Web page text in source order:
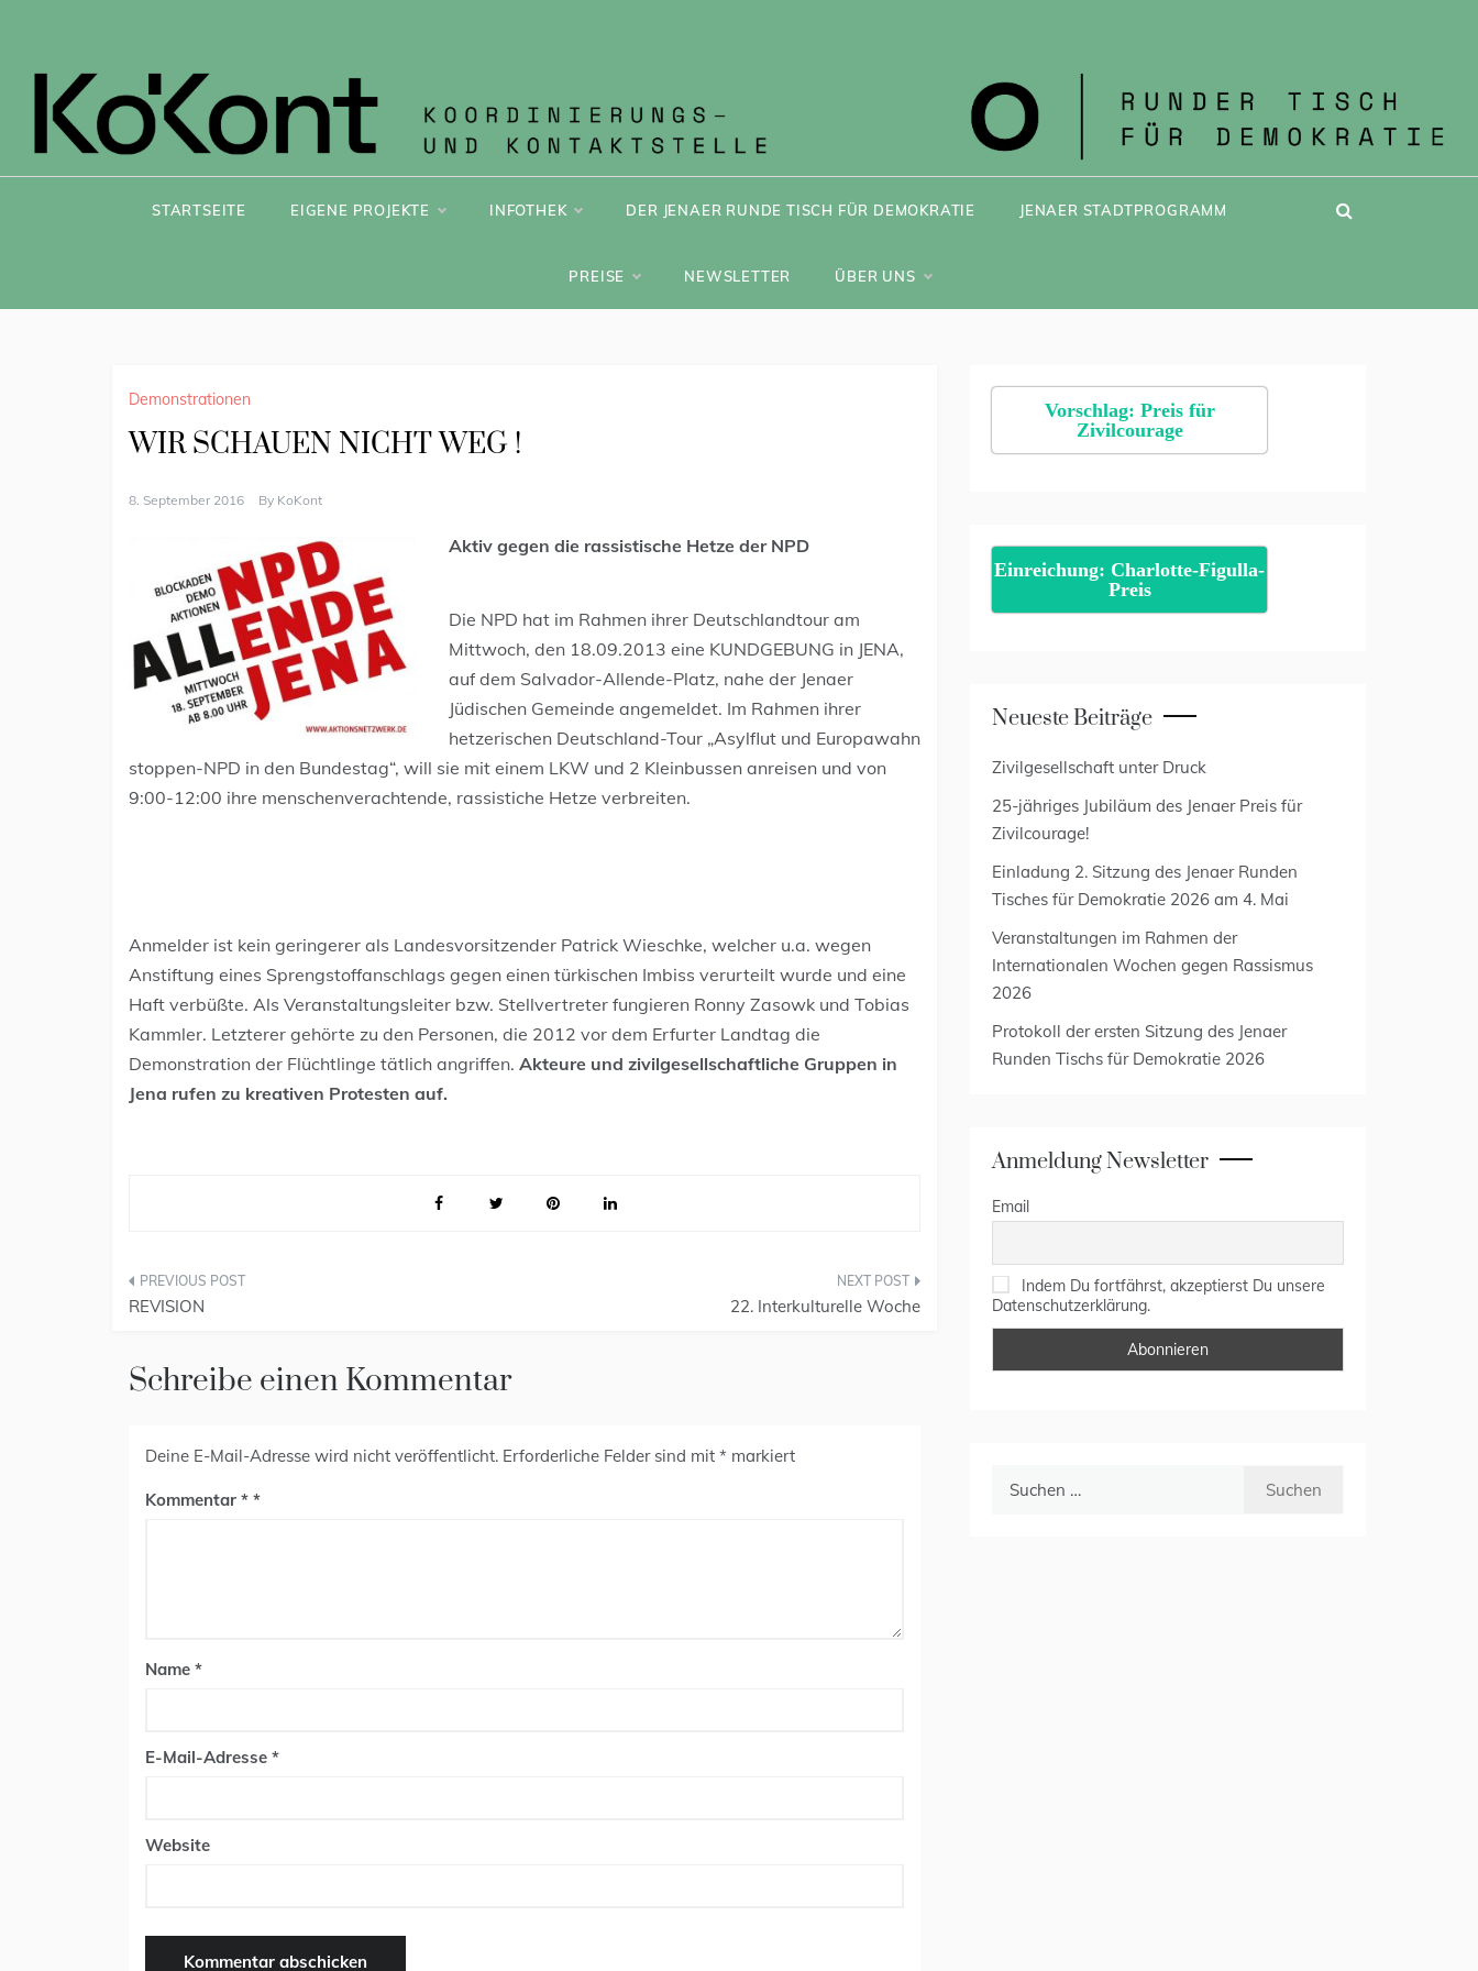
KOKONT JENA
STARTSEITE EIGENE PROJEKTE INFOTHEK DER JENAER RUNDE TISCH FÜR DEMOKRATIE JENAER STADTPROGRAMM
PREISE NEWSLETTER ÜBER UNS
Demonstrationen
WIR SCHAUEN NICHT WEG !
8. September 2016 By KoKont
Aktiv gegen die rassistische Hetze der NPD
Die NPD hat im Rahmen ihrer Deutschlandtour am
Mittwoch, den 18.09.2013 eine KUNDGEBUNG in JENA,
auf dem Salvador-Allende-Platz, nahe der Jenaer
Jüdischen Gemeinde angemeldet. Im Rahmen ihrer
hetzerischen Deutschland-Tour „Asylflut und Europawahn
stoppen-NPD in den Bundestag“, will sie mit einem LKW und 2 Kleinbussen anreisen und von
9:00-12:00 ihre menschenverachtende, rassistiche Hetze verbreiten.
Anmelder ist kein geringerer als Landesvorsitzender Patrick Wieschke, welcher u.a. wegen
Anstiftung eines Sprengstoffanschlags gegen einen türkischen Imbiss verurteilt wurde und eine
Haft verbüßte. Als Veranstaltungsleiter bzw. Stellvertreter fungieren Ronny Zasowk und Tobias
Kammler. Letzterer gehörte zu den Personen, die 2012 vor dem Erfurter Landtag die
Demonstration der Flüchtlinge tätlich angriffen. Akteure und zivilgesellschaftliche Gruppen in
Jena rufen zu kreativen Protesten auf.
REVISION 22. Interkulturelle Woche
Schreibe einen Kommentar
Deine E-Mail-Adresse wird nicht veröffentlicht. Erforderliche Felder sind mit * markiert
Kommentar *
Name *
E-Mail-Adresse *
Website
Vorschlag: Preis für
Zivilcourage
Einreichung: Charlotte-Figulla-
Preis
Neueste Beiträge
Zivilgesellschaft unter Druck
25-jähriges Jubiläum des Jenaer Preis für
Zivilcourage!
Einladung 2. Sitzung des Jenaer Runden
Tisches für Demokratie 2026 am 4. Mai
Veranstaltungen im Rahmen der
Internationalen Wochen gegen Rassismus
2026
Protokoll der ersten Sitzung des Jenaer
Runden Tischs für Demokratie 2026
Anmeldung Newsletter
Email
Indem Du fortfährst, akzeptierst Du unsere
Datenschutzerklärung.